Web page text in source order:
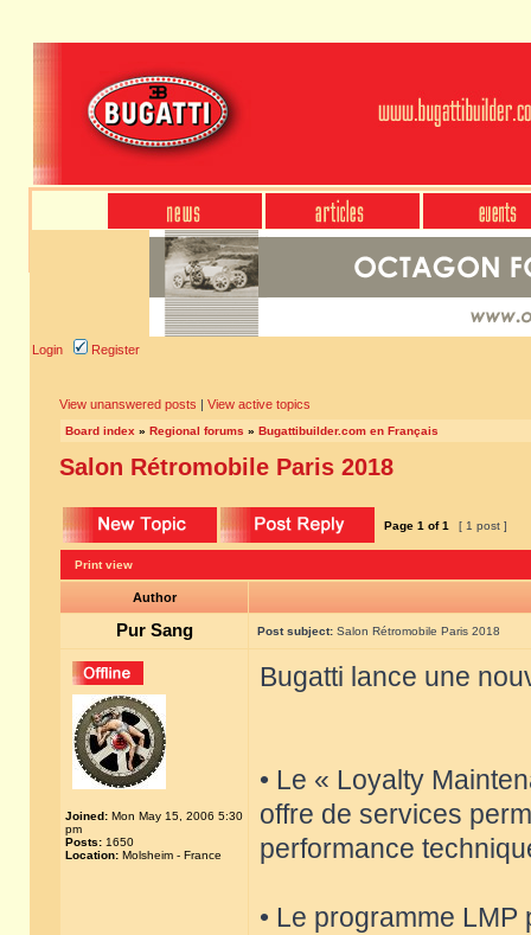
Login Register
View unanswered posts | View active topics
Board index » Regional forums » Bugattibuilder.com en Français
Salon Rétromobile Paris 2018
Page 1 of1 [ 1 post ]
Print view
Author
Pur Sang Post subject: Salon Rétromobile Paris 2018
Joined: Mon May 15, 2006 5:30
pm
Posts: 1650
Location: Molsheim - France
Bugatti lance une
• Le « Loyalty
offre de services
performance
• Le programme